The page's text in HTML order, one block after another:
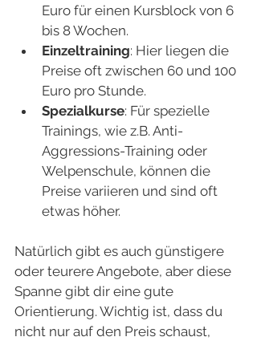
Euro für einen Kursblock von 6
bis 8 Wochen.
Einzeltraining: Hier liegen die
Preise oft zwischen 60 und 100
Euro pro Stunde.
Spezialkurse: Für spezielle
Trainings, wie z.B. Anti-
Aggressions-Training oder
Welpenschule, können die
Preise variieren und sind oft
etwas höher.
Natürlich gibt es auch günstigere
oder teurere Angebote, aber diese
Spanne gibt dir eine gute
Orientierung. Wichtig ist, dass du
nicht nur auf den Preis schaust,